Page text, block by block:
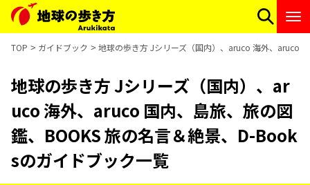
TOP ガイドブック 地球の歩き方 Jシリーズ（国内）、aruco 海外、aruco
地球の歩き方 Jシリーズ（国内）、ar
uco 海外、aruco 国内、島旅、旅の図
鑑、BOOKS 旅の名言＆絶景、D-Book
sのガイドブック一覧